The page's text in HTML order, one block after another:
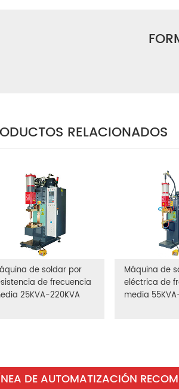
RELACIONADOS
de soldar por
de frecuencia
25KVA-220KVA
Máquina de
eléctrica de
media
DE AUTOMATIZACIÓN